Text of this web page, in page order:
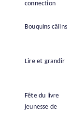
connection
Bouquins câlins
Lire et grandir
Fête du livre
jeunesse de